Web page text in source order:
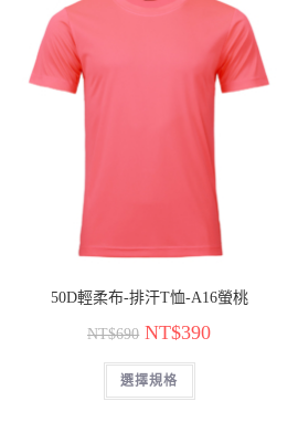
50D輕柔布-排汗T恤-A16螢桃
NT$690 NT$390
選擇規格